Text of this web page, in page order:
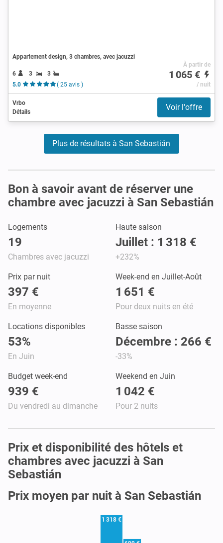
Appartement design, 3 chambres, avec jacuzzi
6 3
3
5.0
( 25 avis )
À partir de
1 065 €
/ nuit
Vrbo
Détails
Voir l'offre
Plus de résultats à San Sebastián
Bon à savoir avant de réserver une
chambre avec jacuzzi à San Sebastián
Logements
19
Chambres avec jacuzzi
Haute saison
Juillet : 1 318 €
+232%
Prix par nuit
397 €
En moyenne
Week-end en Juillet-Août
1 651 €
Pour deux nuits en été
Locations disponibles
53%
En Juin
Basse saison
Décembre : 266 €
-33%
Budget week-end
939 €
Du vendredi au dimanche
Weekend en Juin
1 042 €
Pour 2 nuits
Prix et disponibilité des hôtels et
chambres avec jacuzzi à San
Sebastián
Prix moyen par nuit à San Sebastián
1 318 €